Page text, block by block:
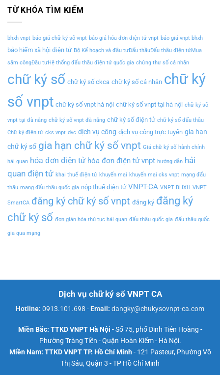
TỪ KHÓA TÌM KIẾM
bhxh vnpt báo giá chữ ký số vnpt báo giá hóa đơn điện tử vnpt báo giá vnpt bhxh
bảo hiểm xã hội điện tử Bộ Kế hoạch và đầu tưĐấu thầuĐấu thầu điện tửMua
sắm côngĐầu tưHệ thống đấu thầu điện tử quốc gia chứng thư số cá nhân
chữ ký số chữ ký số ckca chữ ký số cá nhân chữ ký
số vnpt chữ ký số vnpt hà nội chữ ký số vnpt tại hà nội chữ ký số
vnpt tại đà nẵng chữ ký số vnpt đà nẵng chữ ký số điện tử chữ ký số đấu thầu
Chữ ký điện tử cks vnpt dvc dịch vụ công dịch vụ công trực tuyến gia hạn
chữ ký số gia hạn chữ ký số vnpt Giá chữ ký số hành chính
hải quan hóa đơn điện tử hóa đơn điện tử vnpt hướng dẫn hải
quan điện tử khai thuế điện tử khuyến mại khuyến mại cks vnpt mạng đấu
thầu mạng đấu thầu quốc gia nộp thuế điện tử VNPT-CA VNPT BHXH VNPT
SmartCA đăng ký chữ ký số vnpt đăng ký đăng ký
chữ ký số đơn giản hóa thủ tục hải quan đấu thầu quốc gia đấu thầu quốc
gia qua mạng
Dịch vụ chữ ký số VNPT CA
Hotline: 0913.101.698 - Email: dangky@chukysovnpt-ca.com
Miền Bắc: TTKD VNPT Hà Nội - Số 75, phố Đinh Tiên Hoàng -
Phường Tràng Tiền - Quận Hoàn Kiếm - Hà Nội.
Miền Nam: TTKD VNPT TP. Hồ Chí Minh- 121 Pasteur, Phường Võ
Thị Sáu, Quận 3 - TP Hồ Chí Minh